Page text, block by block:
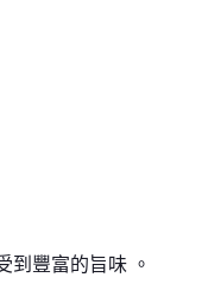
到豐富的旨味 。